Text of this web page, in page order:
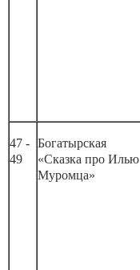
47 -
49
Богатырская
«Сказка про Илью
Муромца»